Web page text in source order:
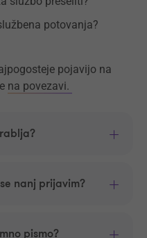
potovanja?
pojavijo na
na povezavi.
nanj prijavim?
pismo?